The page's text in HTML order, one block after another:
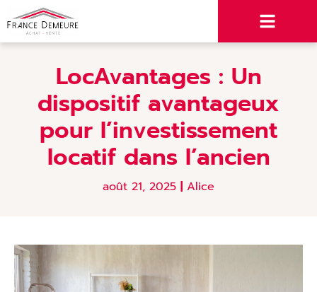
LocAvantages : Un
dispositif avantageux
pour l’investissement
locatif dans l’ancien
août 21, 2025 | Alice